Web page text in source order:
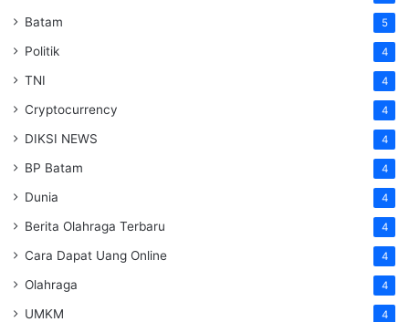
Batam 5
Politik 4
TNI 4
Cryptocurrency 4
DIKSI NEWS 4
BP Batam 4
Dunia 4
Berita Olahraga Terbaru 4
Cara Dapat Uang Online 4
Olahraga 4
UMKM 4